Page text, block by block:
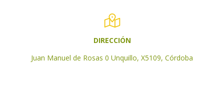
DIRECCIÓN
Juan Manuel de Rosas 0 Unquillo, X5109, Córdoba